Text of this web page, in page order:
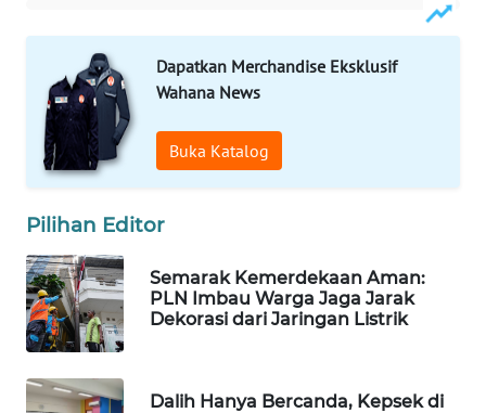
Dapatkan Merchandise Eksklusif
Wahana News
Buka Katalog
Pilihan Editor
Semarak Kemerdekaan Aman:
PLN Imbau Warga Jaga Jarak
Dekorasi dari Jaringan Listrik
Dalih Hanya Bercanda, Kepsek di
WAHANA
LISTRIK
WAHANA
TRAVEL
WAHANA
WAHANANEWS
ID
WAHANANEWS
CO ID